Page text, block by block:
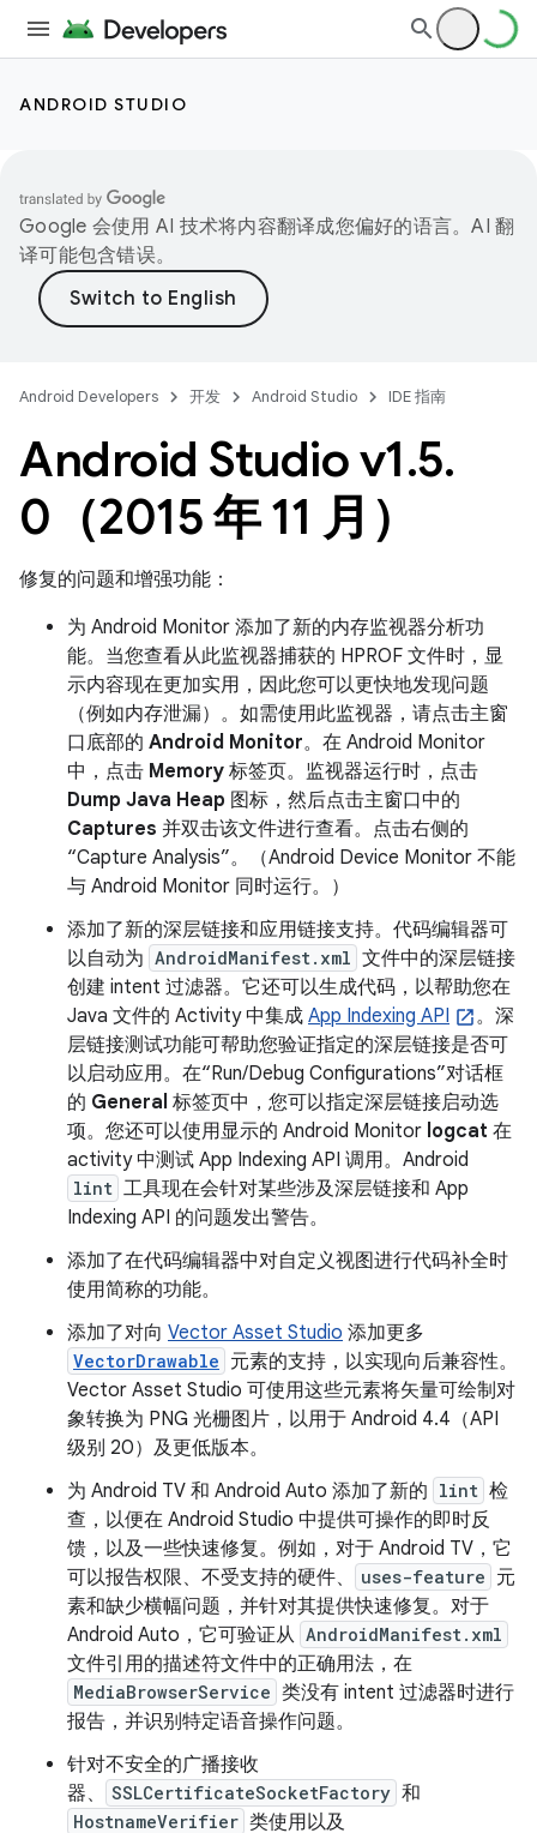
ANDROID STUDIO
Google 会使用 AI 技术将内容翻译成您偏好的语言。AI 翻
译可能包含错误。
Android Developers 开发 Android Studio IDE 指南
Android Studio v1.5.
0（2015 年 11 月）
修复的问题和增强功能：
为 Android Monitor 添加了新的内存监视器分析功
能。当您查看从此监视器捕获的 HPROF 文件时，显
示内容现在更加实用，因此您可以更快地发现问题
（例如内存泄漏）。如需使用此监视器，请点击主窗
口底部的 Android Monitor。在 Android Monitor
中，点击 Memory 标签页。监视器运行时，点击
Dump Java Heap 图标，然后点击主窗口中的
Captures 并双击该文件进行查看。点击右侧的
“Capture Analysis”。
（Android Device Monitor 不能
与 Android Monitor 同时运行。）
添加了新的深层链接和应用链接支持。代码编辑器可
以自动为 AndroidManifest.xml 文件中的深层链接
创建 intent 过滤器。它还可以生成代码，以帮助您在
Java 文件的 Activity 中集成 App Indexing API
。深
层链接测试功能可帮助您验证指定的深层链接是否可
以启动应用。在“Run/Debug Configurations”对话框
的 General 标签页中，您可以指定深层链接启动选
项。 您还可以使用显示的 Android Monitor logcat 在
activity 中测试 App Indexing API 调用。Android
lint 工具现在会针对某些涉及深层链接和 App
Indexing API 的问题发出警告。
添加了在代码编辑器中对自定义视图进行代码补全时
使用简称的功能。
添加了对向 Vector Asset Studio 添加更多
VectorDrawable 元素的支持，以实现向后兼容性。
Vector Asset Studio 可使用这些元素将矢量可绘制对
象转换为 PNG 光栅图片，以用于 Android 4.4（API
级别 20）及更低版本。
为 Android TV 和 Android Auto 添加了新的 lint 检
查，以便在 Android Studio 中提供可操作的即时反
馈，以及一些快速修复。例如，对于 Android TV，它
可以报告权限、不受支持的硬件、
uses-feature 元
素和缺少横幅问题，并针对其提供快速修复。对于
Android Auto，它可验证从 AndroidManifest.xml
文件引用的描述符文件中的正确用法，在
MediaBrowserService 类没有 intent 过滤器时进行
报告，并识别特定语音操作问题。
针对不安全的广播接收
器、
SSLCertificateSocketFactory 和
HostnameVerifier 类使用以及